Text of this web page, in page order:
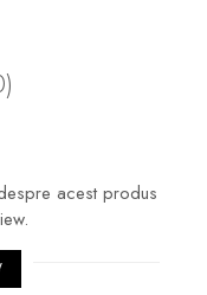
acest produs